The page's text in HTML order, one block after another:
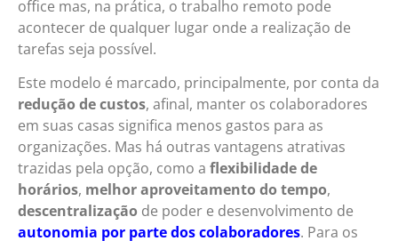
office mas, na prática, o trabalho remoto pode
acontecer de qualquer lugar onde a realização de
tarefas seja possível.
Este modelo é marcado, principalmente, por conta da
redução de custos, afinal, manter os colaboradores
em suas casas significa menos gastos para as
organizações. Mas há outras vantagens atrativas
trazidas pela opção, como a flexibilidade de
horários, melhor aproveitamento do tempo,
descentralização de poder e desenvolvimento de
autonomia por parte dos colaboradores. Para os